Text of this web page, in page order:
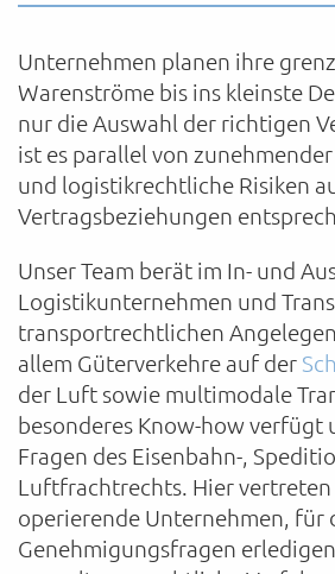
Unternehmen planen ihre
Warenströme bis ins kleinste
nur die Auswahl der richtigen
ist es parallel von
und logistikrechtliche Risiken
Vertragsbeziehungen
Unser Team berät im In- und
Logistikunternehmen und
transportrechtlichen
allem Güterverkehre auf der
der Luft sowie multimodale
besonderes Know-how verfügt
Fragen des Eisenbahn-,
Luftfrachtrechts. Hier
operierende Unternehmen, für
Genehmigungsfragen